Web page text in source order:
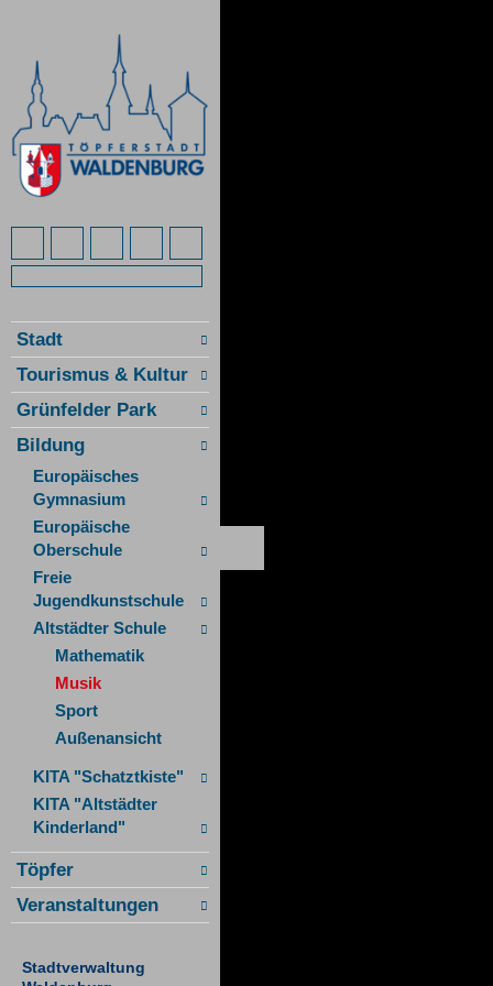
Stadt
Tourismus & Kultur
Grünfelder Park
Bildung
Europäisches
Gymnasium
Europäische
Oberschule
Freie
Jugendkunstschule
Altstädter Schule
Mathematik
Musik
Sport
Außenansicht
KITA "Schatztkiste"
KITA "Altstädter
Kinderland"
Töpfer
Veranstaltungen
Stadtverwaltung